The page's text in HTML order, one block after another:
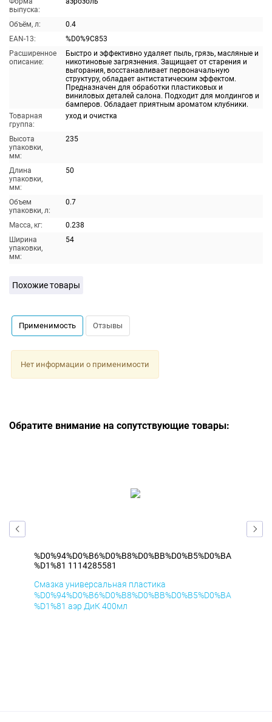
выпуска:
Объём, л:
0.4
EAN-13:
%D0%9C853
Расширенное
описание:
Быстро и эффективно удаляет пыль, грязь, масляные и
никотиновые загрязнения. Защищает от старения и
выгорания, восстанавливает первоначальную
структуру, обладает антистатическим эффектом.
Предназначен для обработки пластиковых и
виниловых деталей салона. Подходит для молдингов и
бамперов. Обладает приятным ароматом клубники.
Товарная
группа:
уход и очистка
Высота
упаковки,
мм:
235
Длина
упаковки,
мм:
50
Объем
упаковки, л:
0.7
Масса, кг:
0.238
Ширина
упаковки,
мм:
54
Похожие товары
Применимость Отзывы
Нет информации о применимости
Обратите внимание на сопутствующие товары:
%D0%94%D0%B6%D0%B8%D0%BB%D0%B5%D0%BA
%D1%81 1114285581
Смазка универсальная пластика
%D0%94%D0%B6%D0%B8%D0%BB%D0%B5%D0%BA
%D1%81 аэр ДиК 400мл